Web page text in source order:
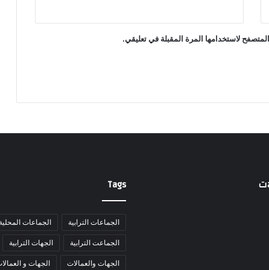
لاستخدامها المرة المقبلة في تعليقي.
Tags
الجماعات الترابية الجماعات
الجماعت الترابية الجهات الترابية
الجهات والعمالات الجهات و